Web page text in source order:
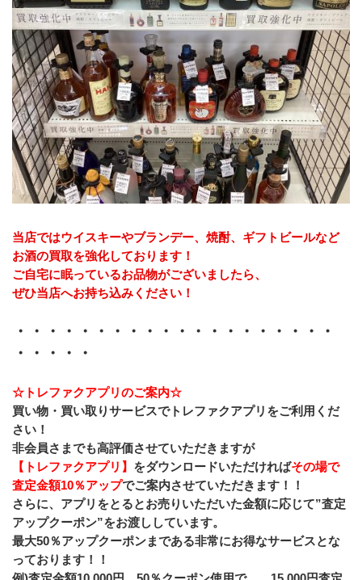
﻿当店ではウイスキーやブランデー、焼酎、ギフトビールなど
お酒の買取を強化しております！
ご自宅に眠っているお品物がございましたら、
﻿ぜひ当店へお持ち込みください！
・・・・・・・・・・・・・・・・・・・・
・・・・・
☆トレファクアプリのご案内☆
買い物・買い取りサービスでトレファクアプリをご利用くだ
さい！
非会員さまでも高評価させていただきますが
【トレファクアプリ】 をダウンロードいただければその場で
査定金額10％アップでご案内させていただきます！！
さらに、アプリをとるとお売りいただいた金額に応じて”査定
アップクーポン”をお渡ししています。
最大50％アップクーポンまである非常にお得なサービスとな
っております！！